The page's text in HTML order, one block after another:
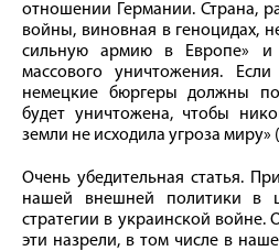
отношении Германии. Страна,
войны, виновная в геноцидах,
сильную армию в Европе»
массового уничтожения.
немецкие бюргеры должны
будет уничтожена, чтобы
земли не исходила угроза миру»
Очень убедительная статья.
нашей внешней политики в
стратегии в украинской войне.
эти назрели, в том числе в